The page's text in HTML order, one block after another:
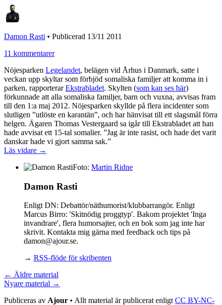
Damon Rasti • Publicerad 13/11 2011
11 kommentarer
Nöjesparken Legelandet, belägen vid Århus i Danmark, satte i
veckan upp skyltar som förbjöd somaliska familjer att komma in i
parken, rapporterarEkstrabladet. Skylten (som kan ses här)
förkunnade att alla somaliska familjer, barn och vuxna, avvisas fram
till den 1:a maj 2012. Nöjesparken skyllde på flera incidenter som
slutligen ”utlöste en karantän”, och har hänvisat till ett slagsmål förra
helgen. Ägaren Thomas Vestergaard sa igår till Ekstrabladet att han
hade avvisat ett 15-tal somalier. ”Jag är inte rasist, och hade det varit
danskar hade vi gjort samma sak.”
Läs vidare →
Foto: Martin Ridne
Damon Rasti
Enligt DN: Debattör/näthumorist/klubbarrangör. Enligt
Marcus Birro: 'Skitnödig proggtyp'. Bakom projektet 'Inga
invandrare', flera humorsajter, och en bok som jag inte har
skrivit. Kontakta mig gärna med feedback och tips på
damon@ajour.se.
→ RSS-flöde för skribenten
← Äldre material
Nyare material →
Publiceras av Ajour • Allt material är publicerat enligt CC BY-NC-